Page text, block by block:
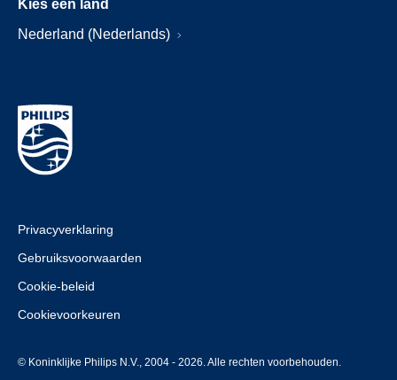
Kies een land
Nederland (Nederlands)
Privacyverklaring
Gebruiksvoorwaarden
Cookie-beleid
Cookievoorkeuren
© Koninklijke Philips N.V., 2004 - 2026. Alle rechten voorbehouden.